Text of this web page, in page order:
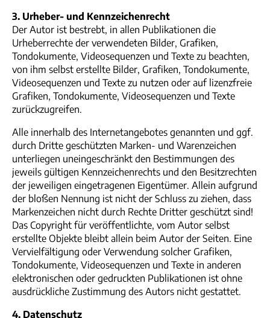
3. Urheber- und Kennzeichenrecht
Der Autor ist bestrebt, in allen Publikationen die
Urheberrechte der verwendeten Bilder, Grafiken,
Tondokumente, Videosequenzen und Texte zu beachten,
von ihm selbst erstellte Bilder, Grafiken, Tondokumente,
Videosequenzen und Texte zu nutzen oder auf lizenzfreie
Grafiken, Tondokumente, Videosequenzen und Texte
zurückzugreifen.
Alle innerhalb des Internetangebotes genannten und ggf.
durch Dritte geschützten Marken- und Warenzeichen
unterliegen uneingeschränkt den Bestimmungen des
jeweils gültigen Kennzeichenrechts und den Besitzrechten
der jeweiligen eingetragenen Eigentümer. Allein aufgrund
der bloßen Nennung ist nicht der Schluss zu ziehen, dass
Markenzeichen nicht durch Rechte Dritter geschützt sind!
Das Copyright für veröffentlichte, vom Autor selbst
erstellte Objekte bleibt allein beim Autor der Seiten. Eine
Vervielfältigung oder Verwendung solcher Grafiken,
Tondokumente, Videosequenzen und Texte in anderen
elektronischen oder gedruckten Publikationen ist ohne
ausdrückliche Zustimmung des Autors nicht gestattet.
4. Datenschutz